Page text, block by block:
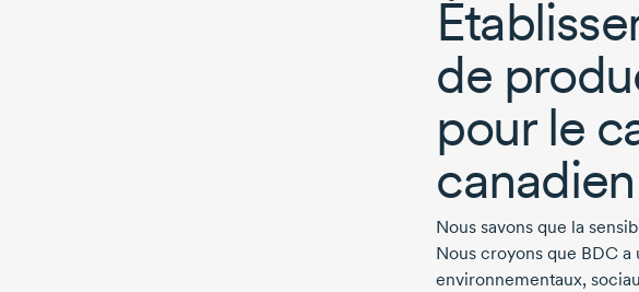
de
pour le
canadien
Nous savons que la
Nous croyons que BDC
environnementaux,